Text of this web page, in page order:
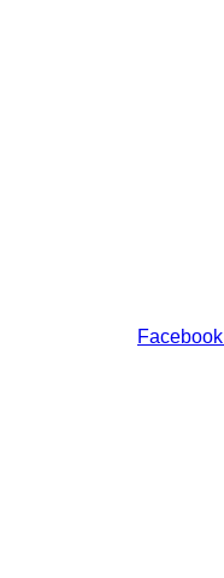
Facebook